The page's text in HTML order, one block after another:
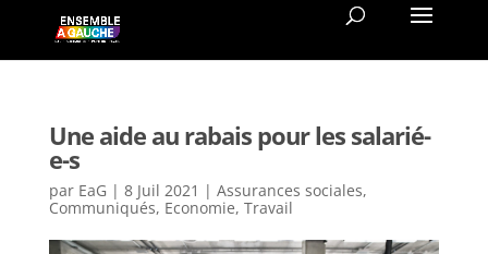
Une aide au rabais pour les salarié-
e-s
par EaG | 8 Juil 2021 | Assurances sociales,
Communiqués, Economie, Travail